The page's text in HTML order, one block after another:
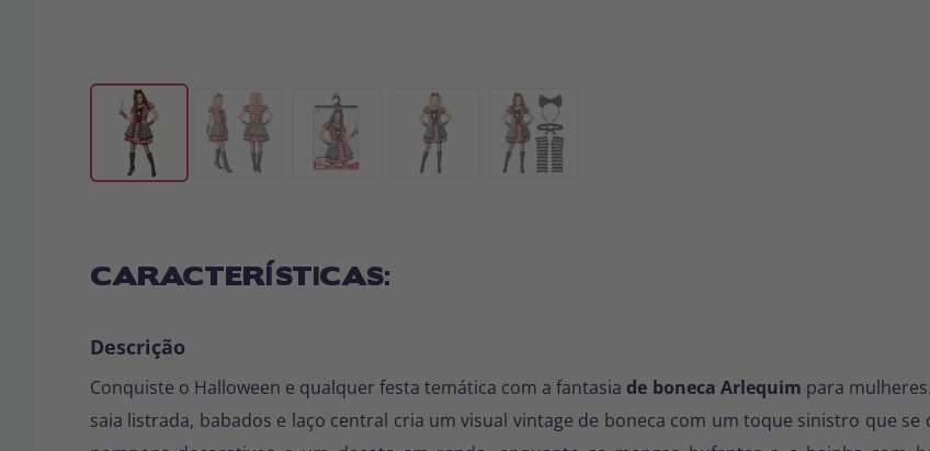
CARACTERÍSTICAS:
Descrição
Conquiste o Halloween e qualquer festa temática com a fantasia de boneca Arlequim para
saia listrada, babados e laço central cria um visual vintage de boneca com um toque sinistro que